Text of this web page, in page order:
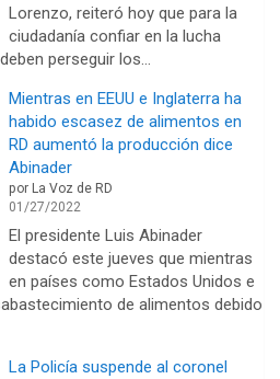
Lorenzo, reiteró hoy que para la
ciudadanía confiar en la lucha
perseguir los…
Mientras en EEUU e Inglaterra ha
habido escasez de alimentos en
RD aumentó la producción dice
Abinader
por La Voz de RD
01/27/2022
El presidente Luis Abinader
destacó este jueves que mientras
en países como Estados Unidos e
de alimentos debido
La Policía suspende al coronel